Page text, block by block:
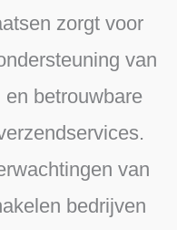
zorgt voor
van
betrouwbare
van
bedrijven